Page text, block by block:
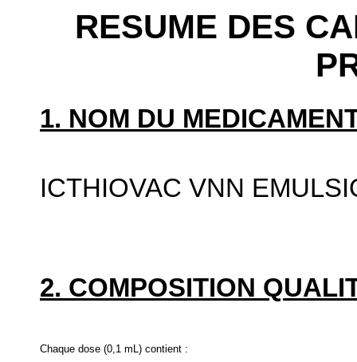
RESUME DES
1. NOM DU
ICTHIOVAC VNN
2. COMPOSITION
Chaque dose (0,1 mL) contient :